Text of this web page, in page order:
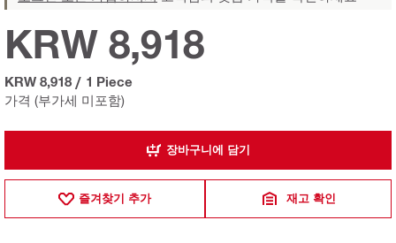
가격 (부가세 미포함)
KRW 8,918
KRW 8,918 / 1 Piece
장바구니에 담기
즐겨찾기 추가 재고 확인